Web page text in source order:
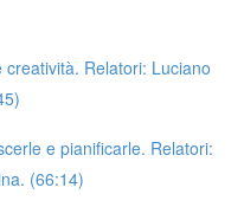
Relatori: Luciano
e pianificarle. Relatori:
(66:14)